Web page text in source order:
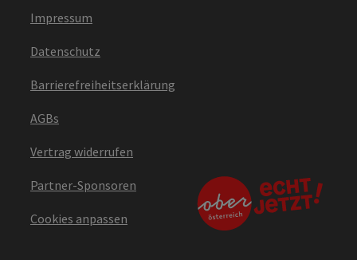
Impressum
Datenschutz
Barrierefreiheitserklärung
AGBs
Vertrag widerrufen
Partner-Sponsoren
Cookies anpassen